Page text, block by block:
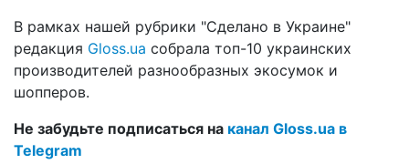
В рамках нашей рубрики "Сделано в Украине"
редакция Gloss.ua собрала топ-10 украинских
производителей разнообразных экосумок и
шопперов.
Не забудьте подписаться на канал Gloss.ua в
Telegram